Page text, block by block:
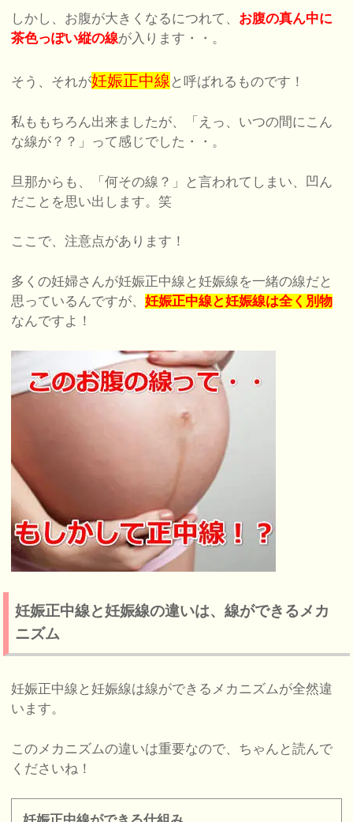
しかし、お腹が大きくなるにつれて、 お腹の真ん中に
茶色っぽい縦の線が入ります・・。
そう、それが妊娠正中線 と呼ばれるものです！
私ももちろん出来ましたが、「えっ、いつの間にこん
な線が？？」って感じでした・・。
旦那からも、「何その線？」と言われてしまい、凹ん
だことを思い出します。笑
ここで、注意点があります！
多くの妊婦さんが妊娠正中線と妊娠線を一緒の線だと
思っているんですが、妊娠正中線と妊娠線は全く別物
なんですよ！
妊娠正中線と妊娠線の違いは、線ができるメカ
ニズム
妊娠正中線と妊娠線は線ができるメカニズムが全然違
います。
このメカニズムの違いは重要なので、ちゃんと読んで
くださいね！